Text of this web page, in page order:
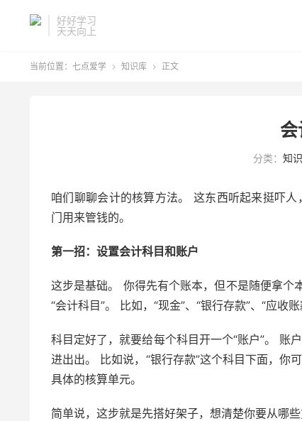
好好学习
天天向上
当前位置： 七点爱学  知识库  正文
分类： 知
咱们聊聊会计的核算方法。 这东西听起来挺吓
门用来管钱的。
第一招：设置会计科目和账户
这步是基础。 你得先有个账本，但不是随便拿
“会计科目”。 比如，“现金”、“银行存款”、“应收
科目定好了，就要给每个科目开一个“账户”。 账
进出出。 比如说，“银行存款”这个科目下面，你
具体的核算单元。
简单说，这步就是先搭好架子，想清楚你要从哪